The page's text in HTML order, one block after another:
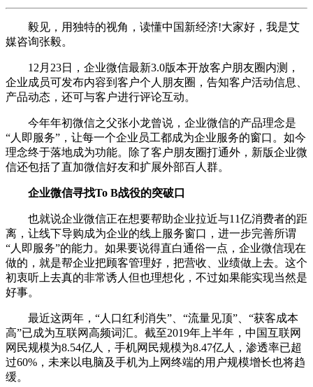
毅见，用独特的视角，读懂中国新经济!大家好，我是艾
媒咨询张毅。
12月23日，企业微信最新3.0版本开放客户朋友圈内测，
企业成员可发布内容到客户个人朋友圈，告知客户活动信息、
产品动态，还可与客户进行评论互动。
今年年初微信之父张小龙曾说，企业微信的产品理念是
“人即服务”，让每一个企业员工都成为企业服务的窗口。如今
理念终于落地成为功能。除了客户朋友圈打通外，新版企业微
信还包括了直加微信好友和扩展外部百人群。
企业微信寻找To B战役的突破口
也就说企业微信正在想要帮助企业拉近与11亿消费者的距
离，让线下导购成为企业的线上服务窗口，进一步完善所谓
“人即服务”的能力。如果要说得直白通俗一点，企业微信现在
做的，就是帮企业把顾客管理好，把营收、业绩做上去。这个
初衷听上去真的非常诱人但也理想化，不过如果能实现当然是
好事。
最近这两年，“人口红利消失”、“流量见顶”、“获客成本
高”已成为互联网高频词汇。截至2019年上半年，中国互联网
网民规模为8.54亿人，手机网民规模为8.47亿人，渗透率已超
过60%，未来以电脑及手机为上网终端的用户规模增长也将趋
缓。